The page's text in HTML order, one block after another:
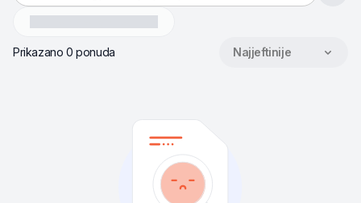
Prikazano 0 ponuda Sortiraj po
Najjeftinije